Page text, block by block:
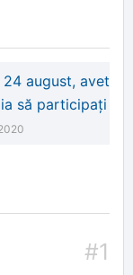
24 august, aveti
să participați ...
#1